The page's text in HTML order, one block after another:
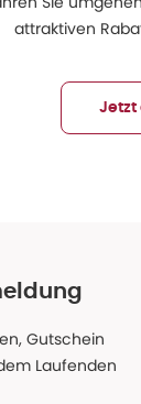
attraktiven
Jetzt
Gutschein
Laufenden